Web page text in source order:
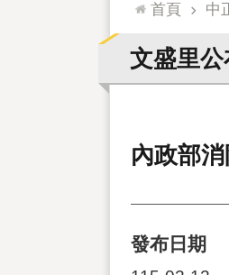
首頁 中
文盛里公
內政部
發布日期